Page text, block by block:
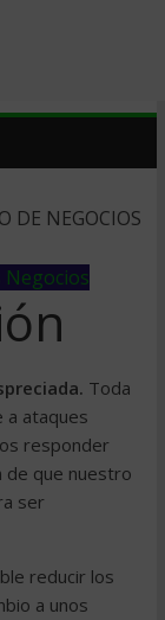
DE NEGOCIOS
Negocios
Toda
a ataques
responder
de que nuestro
ser
reducir los
a unos